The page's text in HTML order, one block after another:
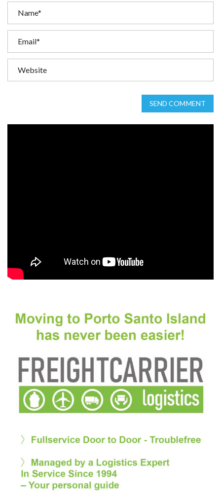
SEND COMMENT